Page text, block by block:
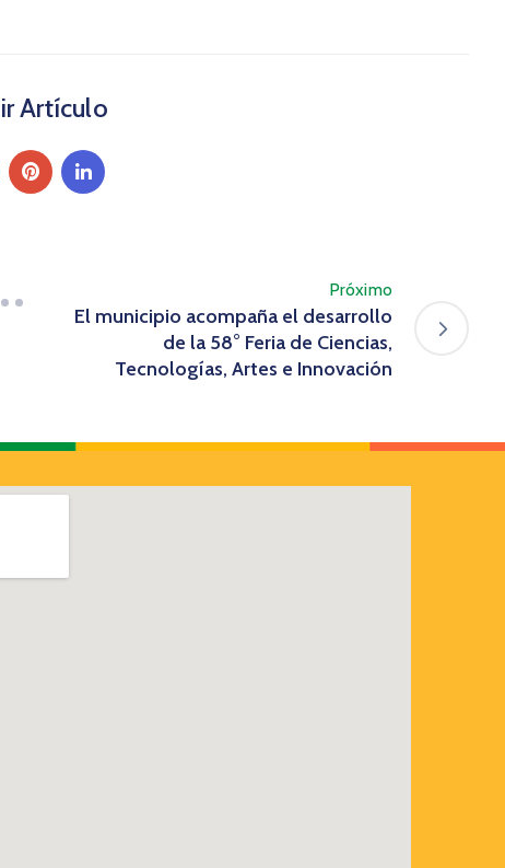
Artículo
Próximo
El municipio acompaña el desarrollo
de la 58° Feria de Ciencias,
Tecnologías, Artes e Innovación